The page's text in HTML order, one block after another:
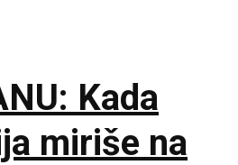
Kada
miriše na